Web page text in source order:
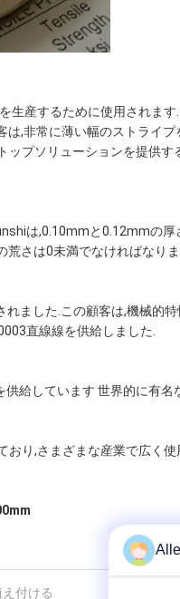
生産するために使用されま
,非常に薄い幅のストライプ
プソリューションを提供す
は,0.10mmと0.12mmの
さは0未満でなければなり
ました.この顧客は,機械的
直線線を供給しました.
給しています 世界的に有名
り,さまざまな産業で広く
付ける